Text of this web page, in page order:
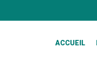
ACCUEIL